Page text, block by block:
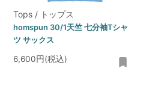
Tops / トップス
homspun 30/1天竺 七分袖Tシャ
ツ サックス
6,600円(税込)